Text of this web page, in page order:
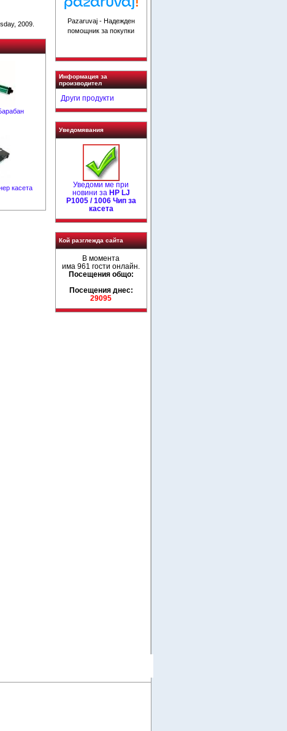
2009.
касета
Pazaruvaj - Надежден
помощник за покупки
Информация за
производител
Други продукти
Уведомявания
Уведоми ме при
новини за HP LJ
P1005 / 1006 Чип за
касета
Кой разглежда сайта
В момента
има 961 гости онлайн.
Посещения общо:
Посещения днес:
29095